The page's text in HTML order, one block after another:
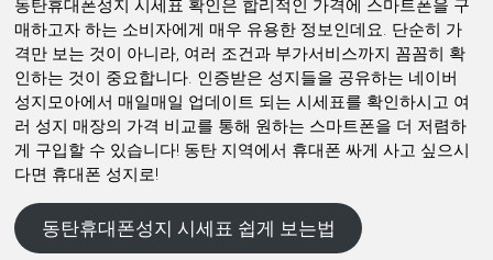
동탄휴대폰성지 시세표 확인은 합리적인 가격에 스마트폰을 구
매하고자 하는 소비자에게 매우 유용한 정보인데요. 단순히 가
격만 보는 것이 아니라, 여러 조건과 부가서비스까지 꼼꼼히 확
인하는 것이 중요합니다. 인증받은 성지들을 공유하는 네이버
성지모아에서 매일매일 업데이트 되는 시세표를 확인하시고 여
러 성지 매장의 가격 비교를 통해 원하는 스마트폰을 더 저렴하
게 구입할 수 있습니다! 동탄 지역에서 휴대폰 싸게 사고 싶으시
다면 휴대폰 성지로!
동탄휴대폰성지 시세표 쉽게 보는법